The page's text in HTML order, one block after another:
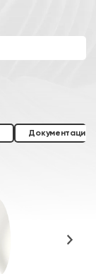
Документация